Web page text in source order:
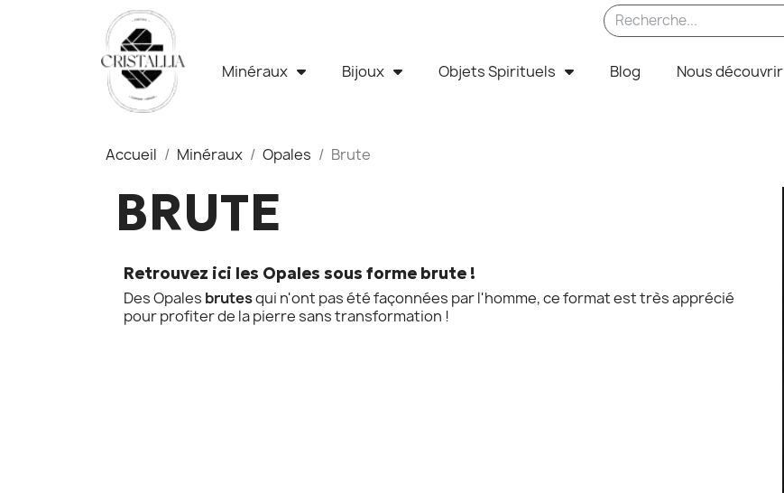
Minéraux Bijoux Objets Spirituels Blog Nous découvrir
Accueil Minéraux Opales Brute
BRUTE
Retrouvez ici les Opales sous forme brute !
Des Opales brutesqui n'ont pas été façonnées par l'homme, ce format est très apprécié
pour profiter de la pierre sans transformation !